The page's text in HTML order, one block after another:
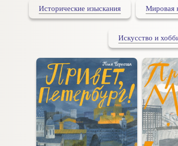
Исторические изыскания Мировая
Искусство и